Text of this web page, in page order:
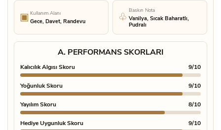
Kullanım Alanı
Gece, Davet, Randevu
Baskın Nota
Vanilya, Sıcak Baharatlı,
Pudralı
A. PERFORMANS SKORLARI
Kalıcılık Algısı Skoru 9/10
Yoğunluk Skoru 9/10
Yayılım Skoru 8/10
Hediye Uygunluk Skoru 9/10